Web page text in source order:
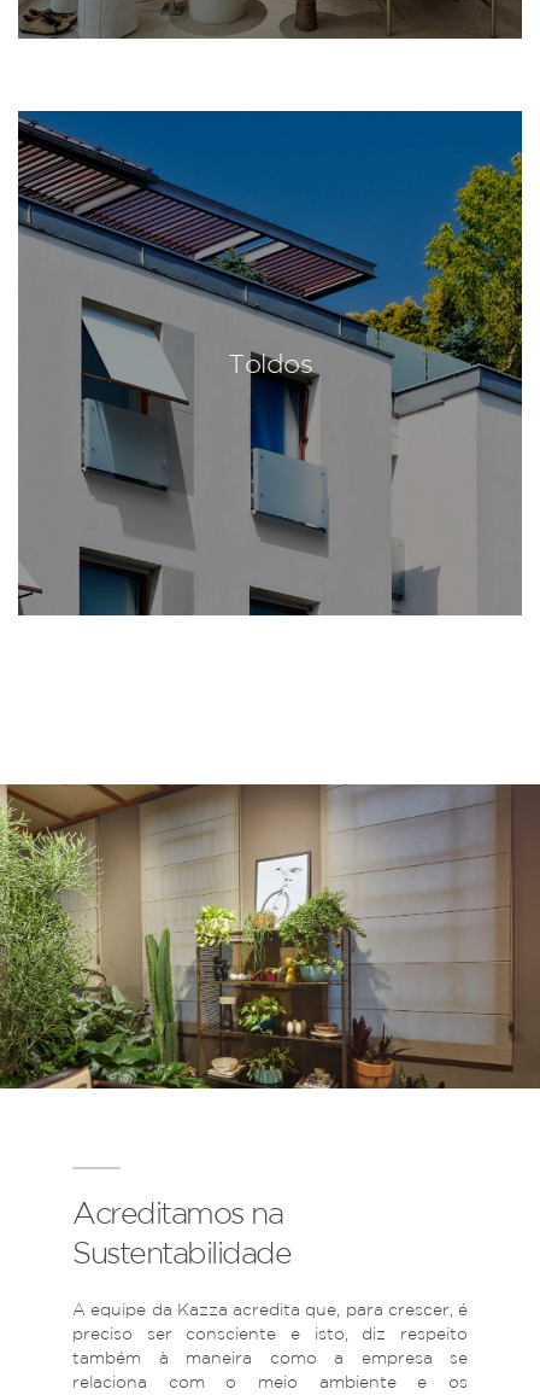
Toldos
Acreditamos na
Sustentabilidade
A equipe da Kazza acredita que, para crescer, é
preciso ser consciente e isto, diz respeito
também à maneira como a empresa se
relaciona com o meio ambiente e os